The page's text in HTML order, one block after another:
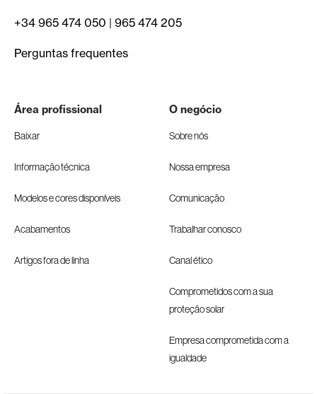
+34 965 474 050 | 965 474 205
Perguntas frequentes
Área profissional
Baixar
Informação técnica
Modelos e cores disponíveis
Acabamentos
Artigos fora de linha
O negócio
Sobre nós
Nossa empresa
Comunicação
Trabalhar conosco
Canal ético
Comprometidos com a sua
proteção solar
Empresa comprometida com a
igualdade